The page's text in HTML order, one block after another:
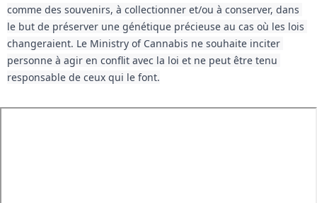
comme des souvenirs, à collectionner et/ou à conserver, dans
le but de préserver une génétique précieuse au cas où les lois
changeraient. Le Ministry of Cannabis ne souhaite inciter
personne à agir en conflit avec la loi et ne peut être tenu
responsable de ceux qui le font.